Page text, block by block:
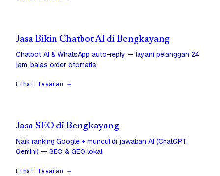
Jasa Bikin Chatbot AI di Bengkayang
Chatbot AI & WhatsApp auto-reply — layani pelanggan 24
jam, balas order otomatis.
Lihat layanan →
Jasa SEO di Bengkayang
Naik ranking Google + muncul di jawaban AI (ChatGPT,
Gemini) — SEO & GEO lokal.
Lihat layanan →